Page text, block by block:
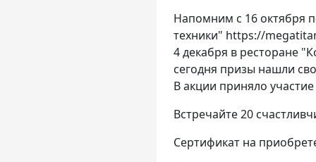
Напомним с 16 октября
техники" https://
4 декабря в ресторане
сегодня призы нашли
В акции приняло
Встречайте 20
Сертификат на